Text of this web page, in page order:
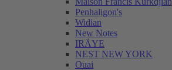
Penhaligon's
Widian
New Notes
IRÄYE
NEST NEW YORK
Ouai